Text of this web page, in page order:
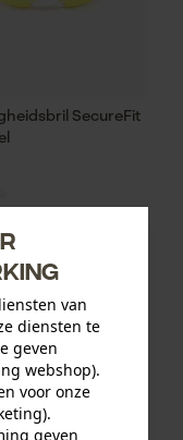
SecureFit
van
diensten te
geven
webshop).
voor onze
geven